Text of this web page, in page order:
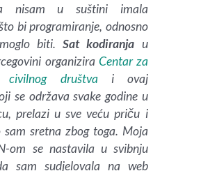
nisam u suštini imala
bi programiranje, odnosno
biti.Sat kodiranja u
organizira Centar za
civilnog društvai ovaj
se održava svake godine u
prelazi u sve veću priču i
sam sretna zbog toga. Moja
om se nastavila u svibnju
sam sudjelovala na web